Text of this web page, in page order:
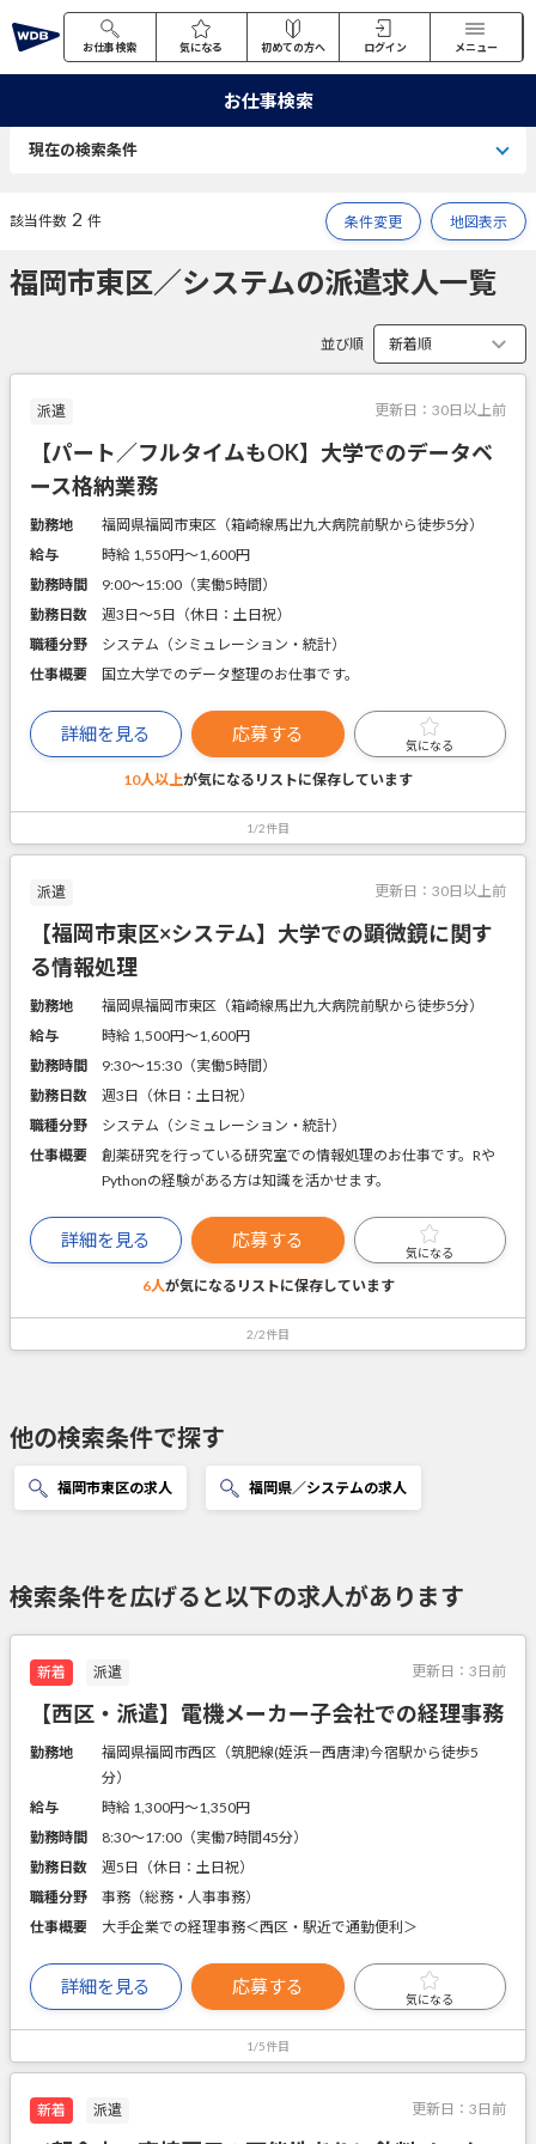
お仕事検索 気になる 初めての方へ ログイン メニュー
お仕事検索
現在の検索条件
該当件数 2 件 条件変更 地図表示
福岡市東区／システムの派遣求人一覧
並び順
派遣 更新日： 30日以上前
【パート／フルタイムもOK】大学でのデータベ
ース格納業務
勤務地
福岡県福岡市東区（箱崎線馬出九大病院前駅から徒歩5分）
給与
時給 1,550円〜1,600円
勤務時間
9:00～15:00（実働5時間）
勤務日数
週3日～5日（休日：土日祝）
職種分野
システム（シミュレーション・統計）
仕事概要
国立大学でのデータ整理のお仕事です。
詳細を見る 応募する
気になる
10人以上が気になるリストに保存しています
1/2件目
派遣 更新日： 30日以上前
【福岡市東区×システム】大学での顕微鏡に関す
る情報処理
勤務地
福岡県福岡市東区（箱崎線馬出九大病院前駅から徒歩5分）
給与
時給 1,500円〜1,600円
勤務時間
9:30～15:30（実働5時間）
勤務日数
週3日（休日：土日祝）
職種分野
システム（シミュレーション・統計）
仕事概要
創薬研究を行っている研究室での情報処理のお仕事です。Rや
Pythonの経験がある方は知識を活かせます。
詳細を見る 応募する
気になる
6人が気になるリストに保存しています
2/2件目
他の検索条件で探す
福岡市東区の求人 福岡県／システムの求人
検索条件を広げると以下の求人があります
新着 派遣 更新日： 3日前
【西区・派遣】電機メーカー子会社での経理事務
勤務地
福岡県福岡市西区（筑肥線(姪浜－西唐津)今宿駅から徒歩5
分）
給与
時給 1,300円〜1,350円
勤務時間
8:30～17:00（実働7時間45分）
勤務日数
週5日（休日：土日祝）
職種分野
事務（総務・人事事務）
仕事概要
大手企業での経理事務＜西区・駅近で通勤便利＞
詳細を見る 応募する
気になる
1/5件目
新着 派遣 更新日： 3日前